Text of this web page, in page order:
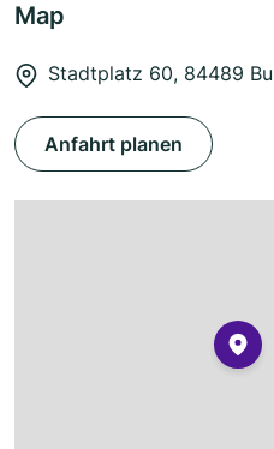
Map
Stadtplatz 60, 84489
Anfahrt planen